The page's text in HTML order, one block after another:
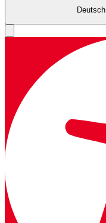
Deutsch